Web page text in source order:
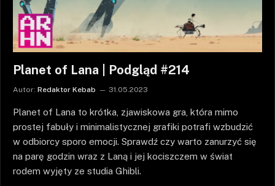
Planet of Lana | Podgląd #214
Autor: Redaktor Kebab 31.05.2023
Planet of Lana to krótka, zjawiskowa gra, która mimo
prostej fabuły i minimalistycznej grafiki potrafi wzbudzić
w odbiorcy sporo emocji. Sprawdź czy warto zanurzyć się
na parę godzin wraz z Laną i jej kociszczem w świat
rodem wyjęty ze studia Ghibli.